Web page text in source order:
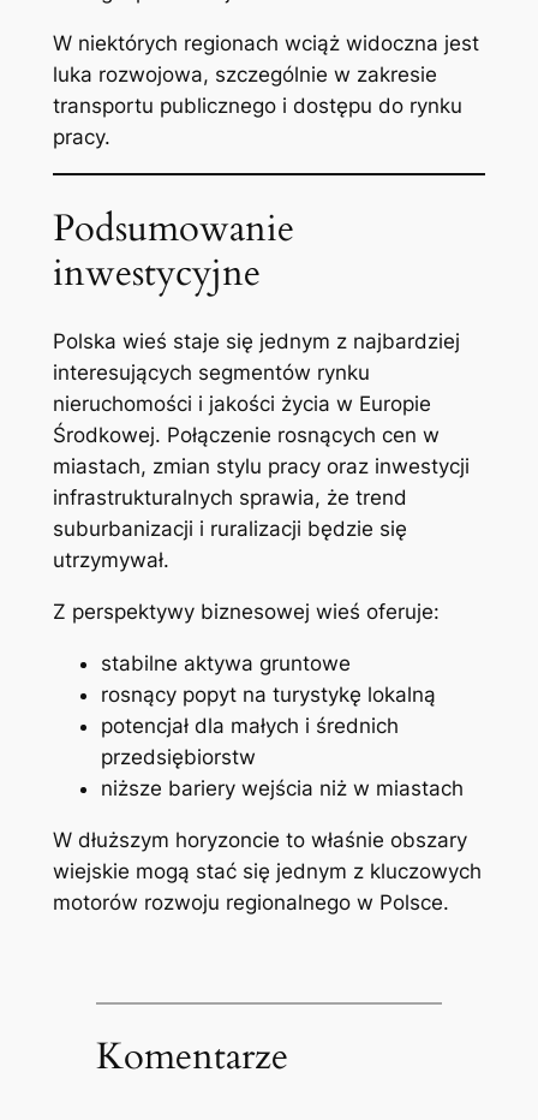
W niektórych regionach wciąż widoczna jest
luka rozwojowa, szczególnie w zakresie
transportu publicznego i dostępu do rynku
pracy.
Podsumowanie
inwestycyjne
Polska wieś staje się jednym z najbardziej
interesujących segmentów rynku
nieruchomości i jakości życia w Europie
Środkowej. Połączenie rosnących cen w
miastach, zmian stylu pracy oraz inwestycji
infrastrukturalnych sprawia, że trend
suburbanizacji i ruralizacji będzie się
utrzymywał.
Z perspektywy biznesowej wieś oferuje:
stabilne aktywa gruntowe
rosnący popyt na turystykę lokalną
potencjał dla małych i średnich
przedsiębiorstw
niższe bariery wejścia niż w miastach
W dłuższym horyzoncie to właśnie obszary
wiejskie mogą stać się jednym z kluczowych
motorów rozwoju regionalnego w Polsce.
Komentarze